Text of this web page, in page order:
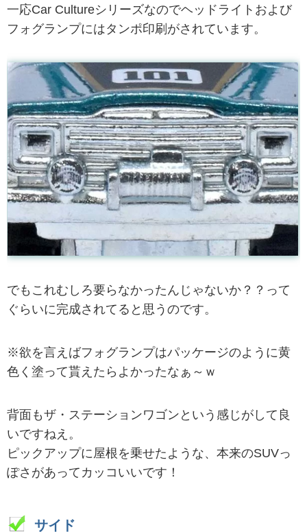
一応Car Cultureシリーズなのでヘッドライトおよび
フォグランプにはタンポ印刷がされています。
でもこれむしろ要らなかったんじゃないか？？って
ぐらいに完成されてると思うのです。
※欲を言えばフォグランプはパッケージのように黄
色く塗って貰えたらよかったなぁ～ｗ
背面もザ・ステーションワゴンという感じがして良
いですねえ。
ピックアップに屋根を乗せたような、本来のSUVっ
ぽさがあってカッコいいです！
サイド